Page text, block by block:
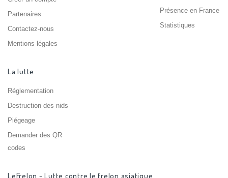
Partenaires
Contactez-nous
Mentions légales
Présence en France
Statistiques
La lutte
Réglementation
Destruction des nids
Piégeage
Demander des QR
codes
LeFrelon - Lutte contre le frelon asiatique